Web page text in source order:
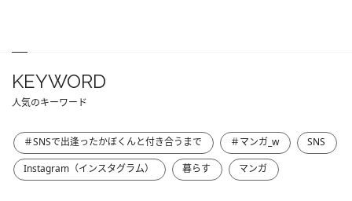
KEYWORD
人気のキーワード
＃SNSで出逢ったかぼくんと付き合うまで ＃マンガ_w
SNS
Instagram（インスタグラム）
暮らす マンガ